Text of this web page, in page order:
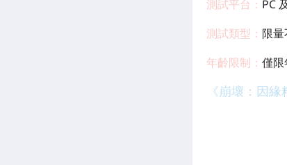
測試平台： PC
測試類型： 限
年齡限制： 僅
《崩壞：因